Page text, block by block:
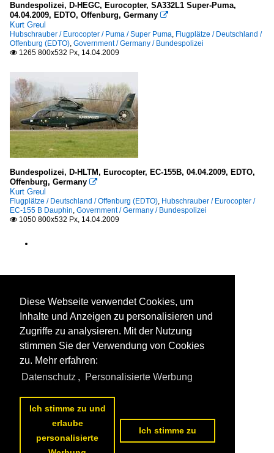
Bundespolizei, D-HEGC, Eurocopter, SA332L1 Super-Puma,
04.04.2009, EDTO, Offenburg, Germany 
Kurt Greul
Hubschrauber / Eurocopter / Puma / Super Puma, Flugplätze / Deutschland /
Offenburg (EDTO), Government / Germany / Bundespolizei
 1265 800x532 Px, 14.04.2009
Bundespolizei, D-HLTM, Eurocopter, EC-155B, 04.04.2009, EDTO,
Offenburg, Germany 
Kurt Greul
Flugplätze / Deutschland / Offenburg (EDTO), Hubschrauber / Eurocopter /
EC-155 B Dauphin, Government / Germany / Bundespolizei
 1050 800x532 Px, 14.04.2009
Diese Webseite verwendet Cookies, um
Inhalte und Anzeigen zu personalisieren und
Zugriffe zu analysieren. Mit der Nutzung
stimmen Sie der Verwendung von Cookies
zu. Mehr erfahren:
Datenschutz , Personalisierte Werbung
Ich stimme zu und
erlaube
personalisierte
Ich stimme zu